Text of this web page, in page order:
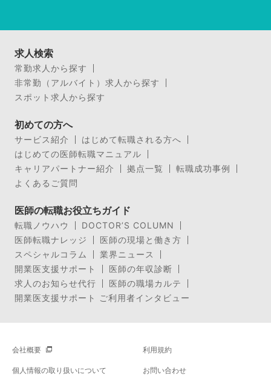
求人検索
常勤求人から探す
非常勤（アルバイト）求人から探す
スポット求人から探す
初めての方へ
サービス紹介
はじめて転職される方へ
はじめての医師転職マニュアル
キャリアパートナー紹介
拠点一覧
転職成功事例
よくあるご質問
医師の転職お役立ちガイド
転職ノウハウ
DOCTOR’S COLUMN
医師転職ナレッジ
医師の現場と働き方
スペシャルコラム
業界ニュース
開業医支援サポート
医師の年収診断
求人のお知らせ代行
医師の職場カルテ
開業医支援サポート ご利用者インタビュー
会社概要 利用規約
個人情報の取り扱いについて お問い合わせ